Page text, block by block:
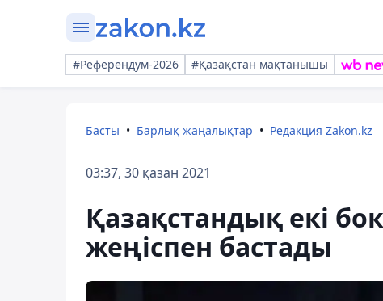
#Референдум-2026 #Қазақстан мақтанышы
Басты Барлық жаңалықтар Редакция Zakon.kz
03:37, 30 қазан 2021
Қазақстандық екі
жеңіспен бастады